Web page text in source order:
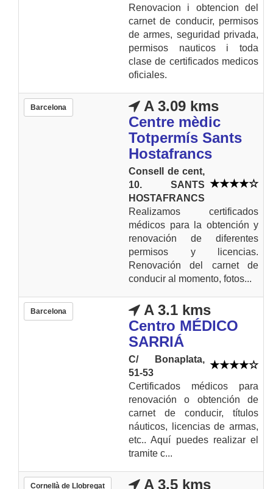
Renovacion i obtencion del
carnet de conducir, permisos
de armes, seguridad privada,
permisos nauticos i toda
clase de certificados medicos
oficiales.
Barcelona
A 3.09 kms
Centre mèdic
Totpermís Sants
Hostafrancs
Consell de cent,
10. SANTS
HOSTAFRANCS
Realizamos certificados
médicos para la obtención y
renovación de diferentes
permisos y licencias.
Renovación del carnet de
conducir al momento, fotos...
Barcelona
A 3.1 kms
Centro MÉDICO
SARRIÁ
C/ Bonaplata,
51-53
Certificados médicos para
renovación o obtención de
carnet de conducir, títulos
náuticos, licencias de armas,
etc.. Aquí puedes realizar el
tramite c...
Cornellà de Llobregat
A 3.5 kms